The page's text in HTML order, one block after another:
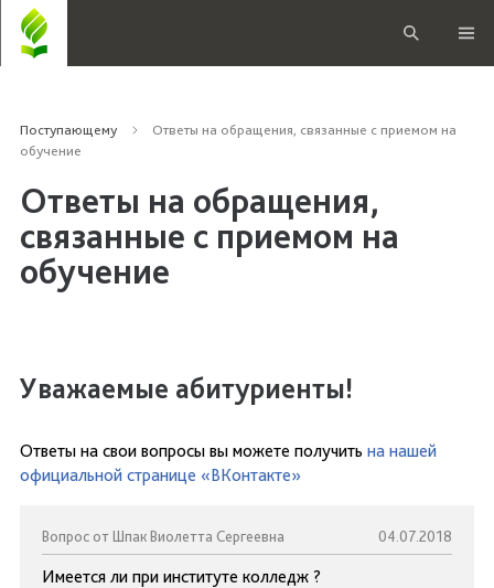
Поступающему
Ответы на обращения, связанные с приемом на
обучение
Ответы на обращения,
связанные с приемом на
обучение
Уважаемые абитуриенты!
Ответы на свои вопросы вы можете получить на нашей
официальной странице «ВКонтакте»
Вопрос от Шпак Виолетта Сергеевна 04.07.2018
Имеется ли при институте колледж ?